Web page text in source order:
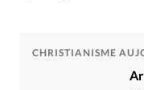
CHRISTIANISME